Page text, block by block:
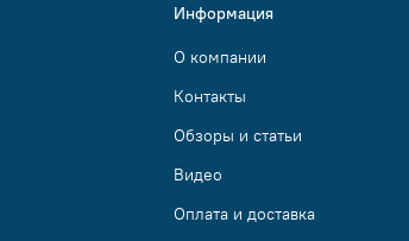
Информация
О компании
Контакты
Обзоры и статьи
Видео
Оплата и доставка